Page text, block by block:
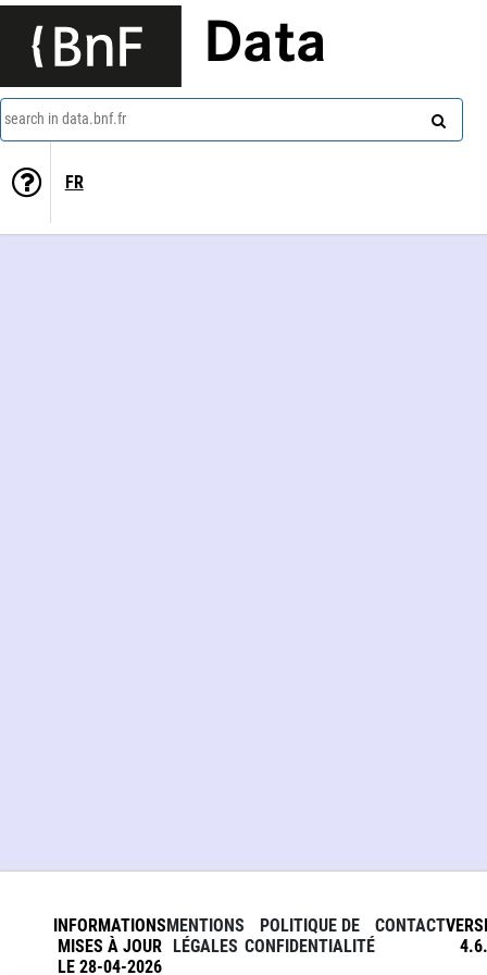
Data
search in data.bnf.fr
FR
INFORMATIONS
MISES À JOUR
LE 28-04-2026
MENTIONS
LÉGALES
POLITIQUE DE
CONFIDENTIALITÉ
CONTACT